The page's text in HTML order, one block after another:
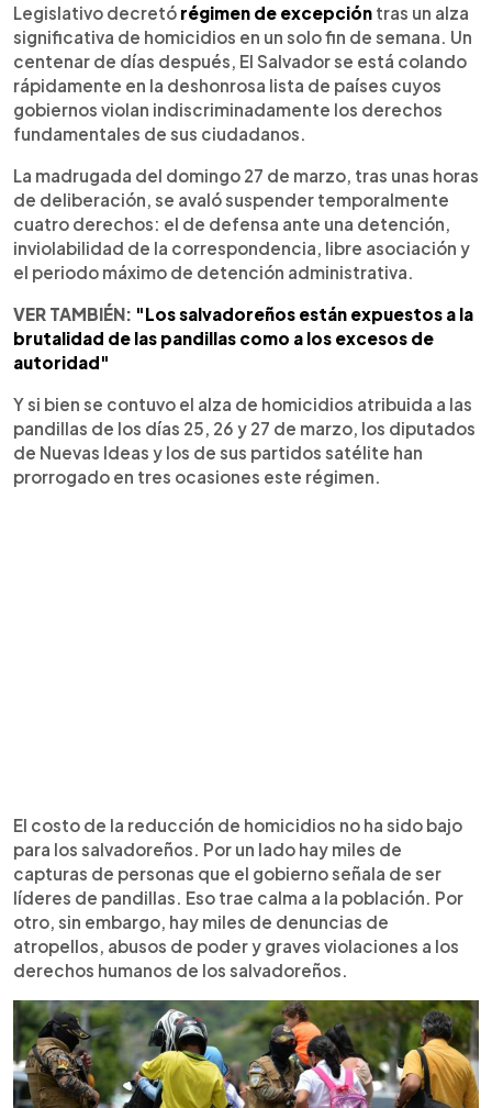
Legislativo decretó régimen de excepción tras un alza
significativa de homicidios en un solo fin de semana. Un
centenar de días después, El Salvador se está colando
rápidamente en la deshonrosa lista de países cuyos
gobiernos violan indiscriminadamente los derechos
fundamentales de sus ciudadanos.
La madrugada del domingo 27 de marzo, tras unas horas
de deliberación, se avaló suspender temporalmente
cuatro derechos: el de defensa ante una detención,
inviolabilidad de la correspondencia, libre asociación y
el periodo máximo de detención administrativa.
VER TAMBIÉN: "Los salvadoreños están expuestos a la
brutalidad de las pandillas como a los excesos de
autoridad"
Y si bien se contuvo el alza de homicidios atribuida a las
pandillas de los días 25, 26 y 27 de marzo, los diputados
de Nuevas Ideas y los de sus partidos satélite han
prorrogado en tres ocasiones este régimen.
El costo de la reducción de homicidios no ha sido bajo
para los salvadoreños. Por un lado hay miles de
capturas de personas que el gobierno señala de ser
líderes de pandillas. Eso trae calma a la población. Por
otro, sin embargo, hay miles de denuncias de
atropellos, abusos de poder y graves violaciones a los
derechos humanos de los salvadoreños.